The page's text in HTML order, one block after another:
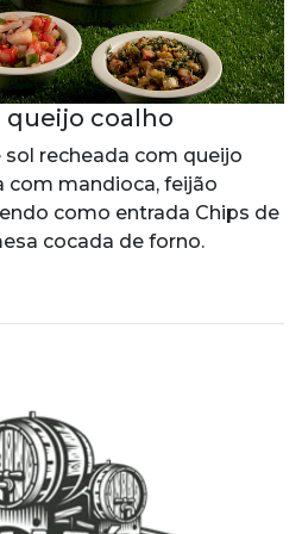
queijo coalho
recheada com queijo
com mandioca, feijão
como entrada Chips de
cocada de forno.